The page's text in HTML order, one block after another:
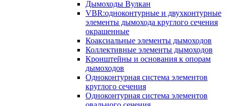
Дымоходы Вулкан
VBR:одноконтурные и двухконтурные
элементы дымохода круглого сечения
окрашенные
Коаксиальные элементы дымоходов
Коллективные элементы дымоходов
Кронштейны и основания к опорам
дымоходов
Одноконтурная система элементов
круглого сечения
Одноконтурная система элементов